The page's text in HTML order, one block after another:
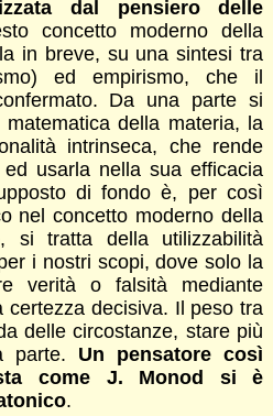
dal pensiero delle
concetto moderno della
in breve, su una sintesi tra
ed empirismo, che il
Da una parte si
della materia, la
intrinseca, che rende
usarla nella sua efficacia
di fondo è, per così
nel concetto moderno della
si tratta della utilizzabilità
i nostri scopi, dove solo la
verità o falsità mediante
certezza decisiva. Il peso tra
delle circostanze, stare più
parte. Un pensatore così
come J. Monod si è
.